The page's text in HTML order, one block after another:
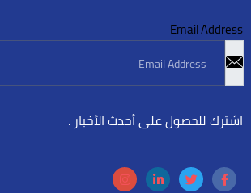
Email Address
اشترك للحصول على أحدث الأخبار .